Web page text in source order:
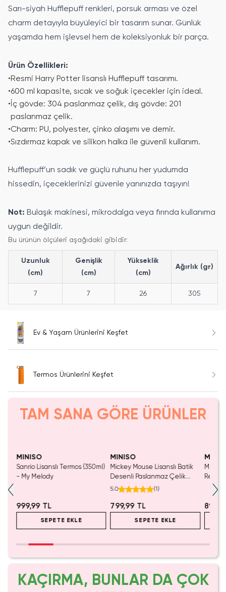
Sarı-siyah Hufflepuff renkleri, porsuk arması ve özel
charm detayıyla büyüleyici bir tasarım sunar. Günlük
yaşamda hem işlevsel hem de koleksiyonluk bir parça.
Ürün Özellikleri:
•Resmi Harry Potter lisanslı Hufflepuff tasarımı.
•600 ml kapasite, sıcak ve soğuk içecekler için ideal.
• İç gövde: 304 paslanmaz çelik, dış gövde: 201
paslanmaz çelik.
•Charm: PU, polyester, çinko alaşımı ve demir.
•Sızdırmaz kapak ve silikon halka ile güvenli kullanım.
Hufflepuff’un sadık ve güçlü ruhunu her yudumda
hissedin, içeceklerinizi güvenle yanınızda taşıyın!
Not: Bulaşık makinesi, mikrodalga veya fırında kullanıma
uygun değildir.
Bu ürünün ölçüleri aşağıdaki gibidir:
Uzunluk
(cm)
Genişlik
(cm)
Yükseklik
(cm)
Ağırlık (gr)
7 7 26 305
Ev & Yaşam Ürünlerini Keşfet
Termos Ürünlerini Keşfet
TAM SANA GÖRE ÜRÜNLER
MINISO
Sanrio Lisanslı Termos (350ml)
- My Melody
999,99 TL
SEPETE EKLE
MINISO
Mickey Mouse Lisanslı Batik
Desenli Paslanmaz Çelik
Bardak - 860 ml
5.0 (1)
799,99 TL
SEPETE EKLE
Miniso
Renkli
KAÇIRMA, BUNLAR DA ÇOK